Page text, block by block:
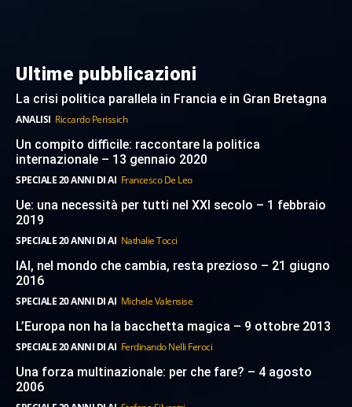
Ultime pubblicazioni
La crisi politica parallela in Francia e in Gran Bretagna
ANALISI Riccardo Perissich
Un compito difficile: raccontare la politica
internazionale – 13 gennaio 2020
SPECIALE 20 ANNI DI AI Francesco De Leo
Ue: una necessità per tutti nel XXI secolo – 1 febbraio
2019
SPECIALE 20 ANNI DI AI Nathalie Tocci
IAI, nel mondo che cambia, resta prezioso – 21 giugno
2016
SPECIALE 20 ANNI DI AI Michele Valensise
L’Europa non ha la bacchetta magica – 9 ottobre 2013
SPECIALE 20 ANNI DI AI Ferdinando Nelli Feroci
Una forza multinazionale: per che fare? – 4 agosto
2006